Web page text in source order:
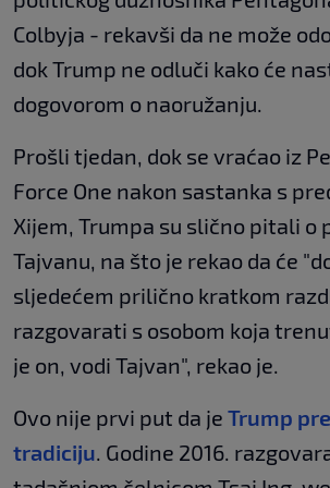
Colbyja - rekavši da ne može
dok Trump ne odluči kako će
dogovorom o naoružanju.
Prošli tjedan, dok se vraćao iz
Force One nakon sastanka s
Xijem, Trumpa su slično pitali o
Tajvanu, na što je rekao da će
sljedećem prilično kratkom
razgovarati s osobom koja
je on, vodi Tajvan", rekao je.
Ovo nije prvi put da je Trump
tradiciju. Godine 2016.